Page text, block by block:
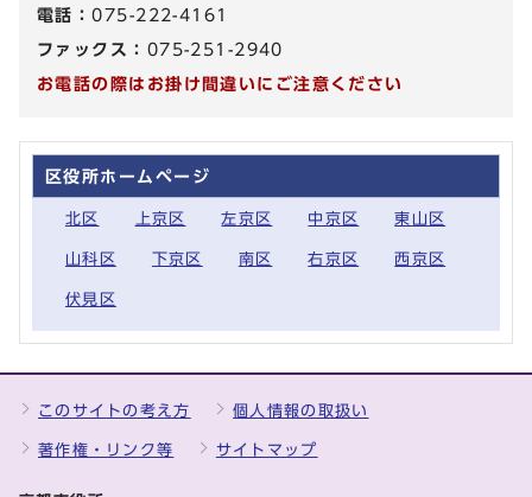
電話：075-222-4161
ファックス： 075-251-2940
お電話の際はお掛け間違いにご注意ください
区役所ホームページ
北区 上京区 左京区 中京区 東山区
山科区 下京区 南区 右京区 西京区
伏見区
このサイトの考え方 個人情報の取扱い
著作権・リンク等 サイトマップ